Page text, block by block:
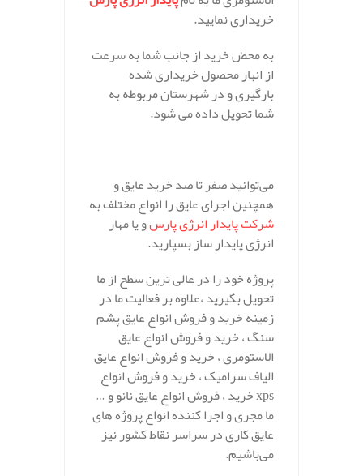
خریداری نمایید.
به محض خرید از جانب شما به سرعت
از انبار محصول خریداری شده
بارگیری و در شهرستان مربوطه به
شما تحویل داده می شود.
می‌توانید صفر تا صد خرید عایق و
همچنین اجرای عایق را انواع مختلف به
شرکت پایدار انرژی پارسو یا مهار
انرژی پایدار ساز بسپارید.
پروژه خود را در عالی ترین سطح از ما
تحویل بگیرید ،علاوه بر فعالیت ما در
زمینه خرید و فروش انواع عایق پشم
سنگ ، خرید و فروش انواع عایق
الاستومری ، خرید و فروش انواع عایق
الیاف سرامیک ، خرید و فروش انواع
xps خرید ، فروش انواع عایق نانو و …
ما مجری و اجرا کننده انواع پروژه های
عایق کاری در سراسر نقاط کشور نیز
می‌باشیم.